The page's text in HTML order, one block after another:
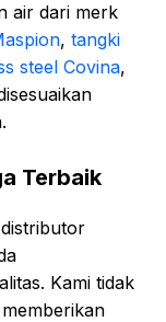
air dari merk
, tangki
steel Covina,
Terbaik
Kami tidak